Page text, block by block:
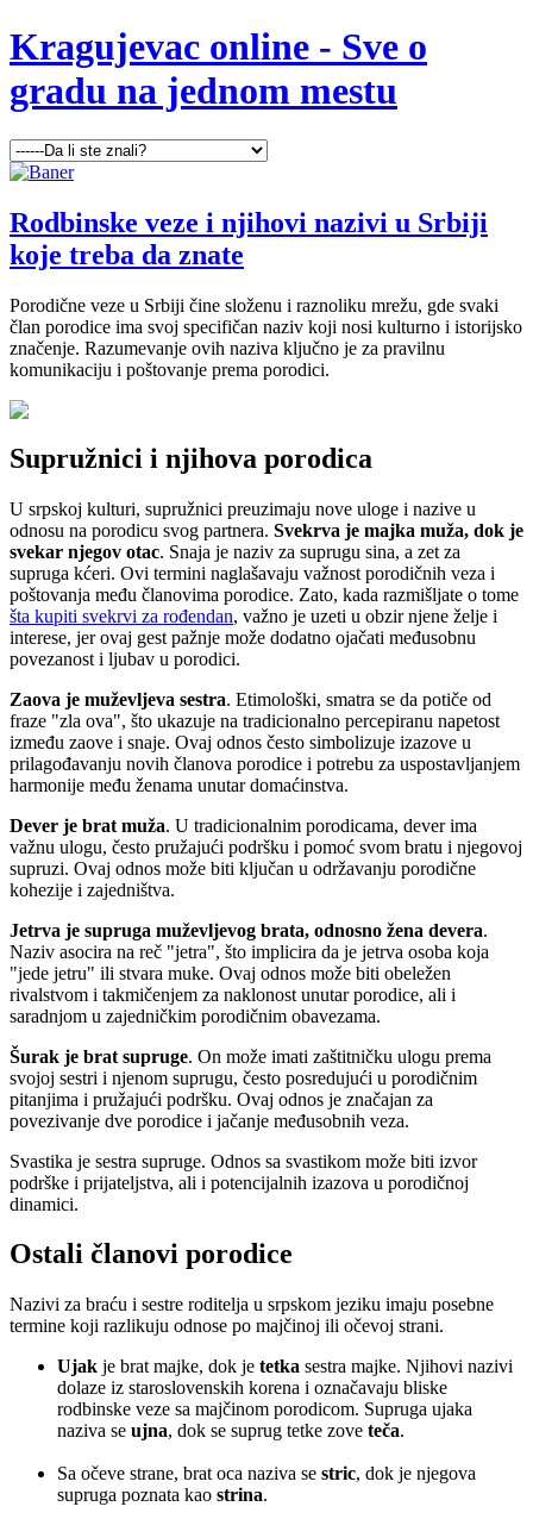
Kragujevac online - Sve o
gradu na jednom mestu
Rodbinske veze i njihovi nazivi u Srbiji
koje treba da znate
Porodične veze u Srbiji čine složenu i raznoliku mrežu, gde svaki
član porodice ima svoj specifičan naziv koji nosi kulturno i istorijsko
značenje. Razumevanje ovih naziva ključno je za pravilnu
komunikaciju i poštovanje prema porodici.
Supružnici i njihova porodica
U srpskoj kulturi, supružnici preuzimaju nove uloge i nazive u
odnosu na porodicu svog partnera. Svekrva je majka muža, dok je
svekar njegov otac. Snaja je naziv za suprugu sina, a zet za
supruga kćeri. Ovi termini naglašavaju važnost porodičnih veza i
poštovanja među članovima porodice. Zato, kada razmišljate o tome
šta kupiti svekrvi za rođendan, važno je uzeti u obzir njene želje i
interese, jer ovaj gest pažnje može dodatno ojačati međusobnu
povezanost i ljubav u porodici.
Zaova je muževljeva sestra. Etimološki, smatra se da potiče od
fraze "zla ova", što ukazuje na tradicionalno percepiranu napetost
između zaove i snaje. Ovaj odnos često simbolizuje izazove u
prilagođavanju novih članova porodice i potrebu za uspostavljanjem
harmonije među ženama unutar domaćinstva.
Dever je brat muža. U tradicionalnim porodicama, dever ima
važnu ulogu, često pružajući podršku i pomoć svom bratu i njegovoj
supruzi. Ovaj odnos može biti ključan u održavanju porodične
kohezije i zajedništva.
Jetrva je supruga muževljevog brata, odnosno žena devera.
Naziv asocira na reč "jetra", što implicira da je jetrva osoba koja
"jede jetru" ili stvara muke. Ovaj odnos može biti obeležen
rivalstvom i takmičenjem za naklonost unutar porodice, ali i
saradnjom u zajedničkim porodičnim obavezama.
Šurak je brat supruge. On može imati zaštitničku ulogu prema
svojoj sestri i njenom suprugu, često posredujući u porodičnim
pitanjima i pružajući podršku. Ovaj odnos je značajan za
povezivanje dve porodice i jačanje međusobnih veza.
Svastika je sestra supruge. Odnos sa svastikom može biti izvor
podrške i prijateljstva, ali i potencijalnih izazova u porodičnoj
dinamici.
Ostali članovi porodice
Nazivi za braću i sestre roditelja u srpskom jeziku imaju posebne
termine koji razlikuju odnose po majčinoj ili očevoj strani.
Ujak je brat majke, dok je tetka sestra majke. Njihovi nazivi
dolaze iz staroslovenskih korena i označavaju bliske
rodbinske veze sa majčinom porodicom. Supruga ujaka
naziva se ujna, dok se suprug tetke zove teča.
Sa očeve strane, brat oca naziva se stric, dok je njegova
supruga poznata kao strina.